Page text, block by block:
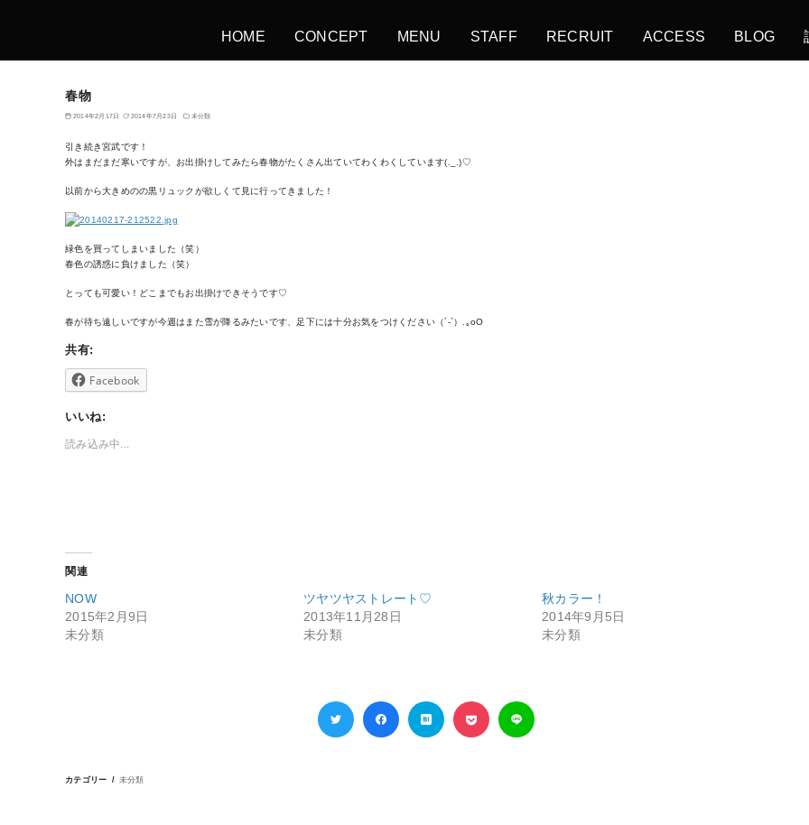
HOME CONCEPT MENU STAFF RECRUIT ACCESS BLOG
春物
2014年2月17日 2014年7月23日 未分類
引き続き宮武です！
外はまだまだ寒いですが、お出掛けしてみたら春物がたくさん出ていてわくわくしています(._.)♡
以前から大きめのの黒リュックが欲しくて見に行ってきました！
緑色を買ってしまいました（笑）
春色の誘惑に負けました（笑）
とっても可愛い！どこまでもお出掛けできそうです♡
春が待ち遠しいですが今週はまた雪が降るみたいです、足下には十分お気をつけください（´-`）.｡oO
共有:
Facebook
いいね:
読み込み中...
関連
NOW
2015年2月9日
未分類
ツヤツヤストレート♡
2013年11月28日
未分類
秋カラー！
2014年9月5日
未分類
カテゴリー 未分類